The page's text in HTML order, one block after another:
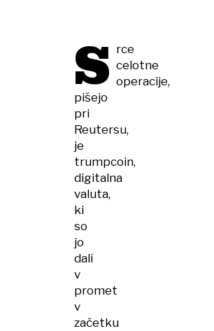
S rce
celotne
operacije,
pišejo
pri
Reutersu,
je
trumpcoin,
digitalna
valuta,
ki
so
jo
dali
v
promet
v
začetku